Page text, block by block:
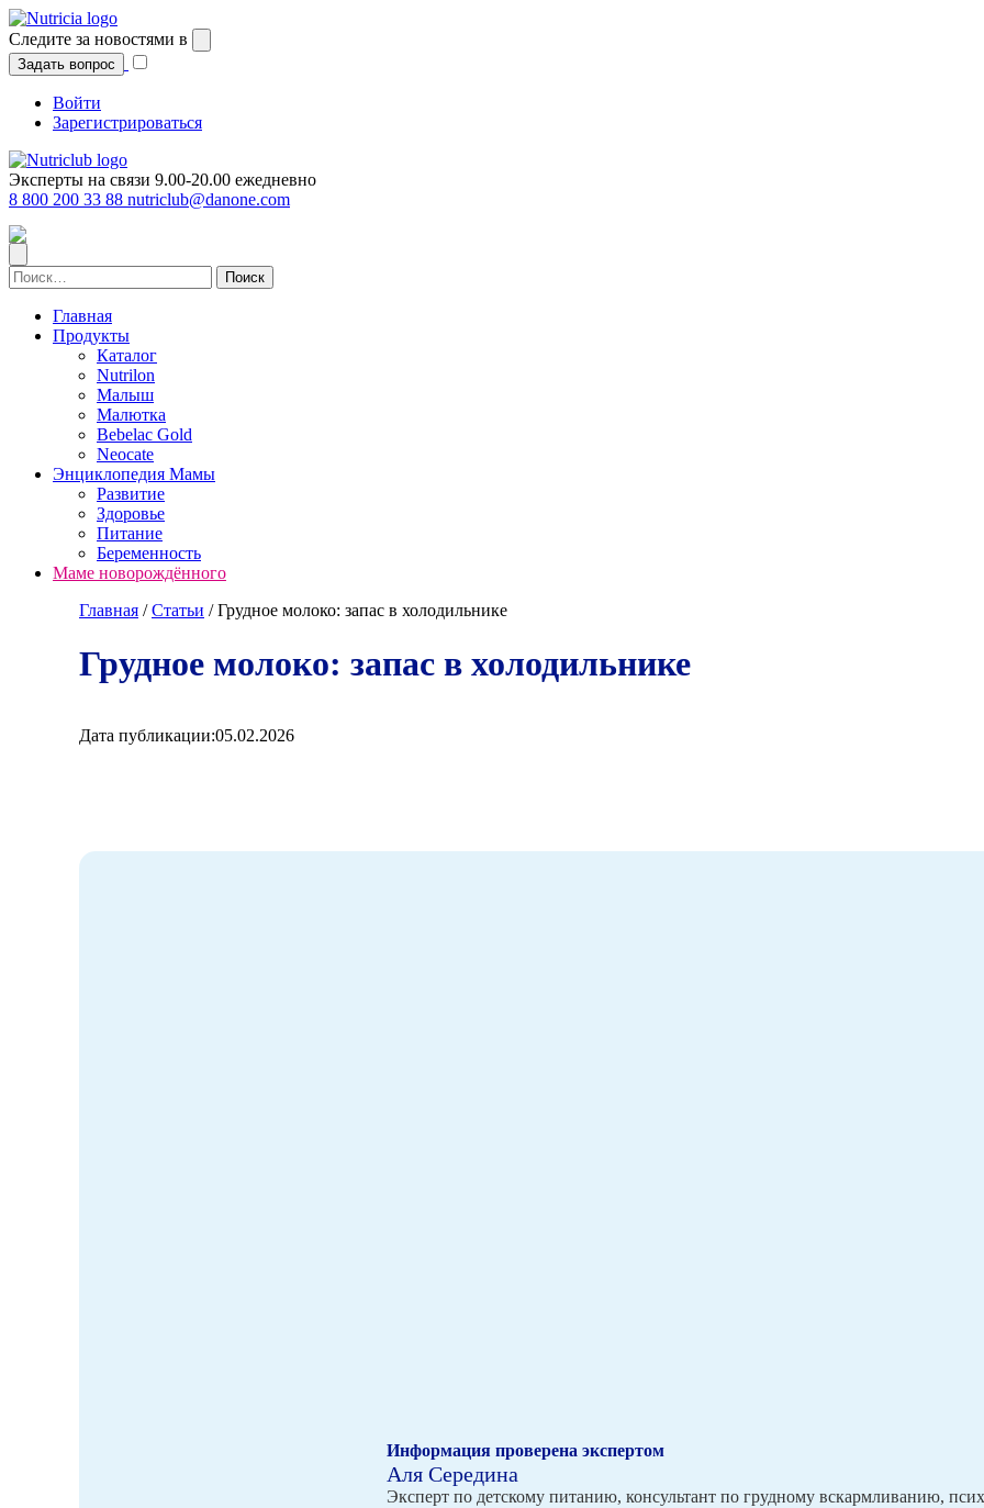
Перейти
к
содержимому
Следите за новостями в
Задать вопрос
Войти
Зарегистрироваться
Эксперты на связи 9.00-20.00 ежедневно
8 800 200 33 88 nutriclub@danone.com
Найти:
Главная
Продукты
Каталог
Nutrilon
Малыш
Малютка
Bebelac Gold
Neocate
Энциклопедия Мамы
Развитие
Здоровье
Питание
Беременность
Маме новорождённого
Главная /Cтатьи /Грудное молоко: запас в холодильнике
Грудное молоко: запас в холодильнике
Дата публикации:05.02.2026
Информация проверена экспертом
Аля Середина
Эксперт по детскому питанию, консультант по грудному вскармливанию,